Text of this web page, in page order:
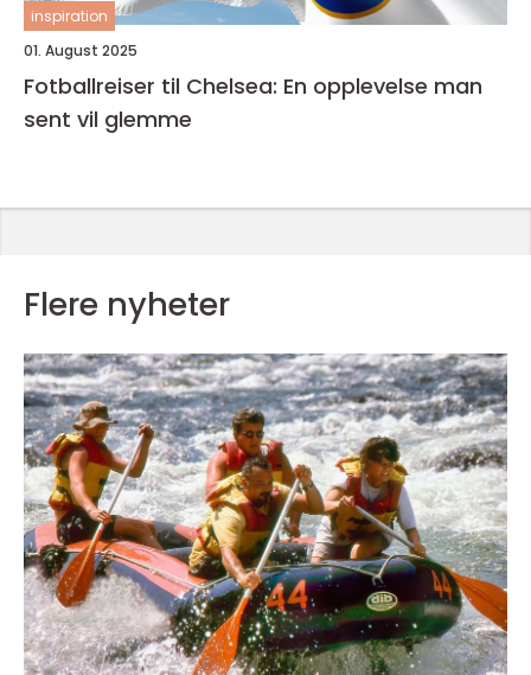
inspiration
01. August 2025
Fotballreiser til Chelsea: En opplevelse man
sent vil glemme
Flere nyheter